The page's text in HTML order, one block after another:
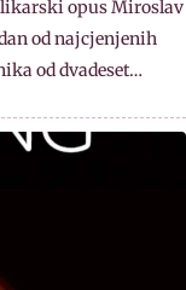
opus Miroslav
od najcjenjenih
od dvadeset…